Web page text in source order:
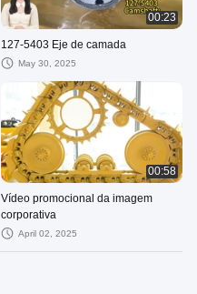
00:23
127-5403 Eje de camada
May 30, 2025
00:58
Vídeo promocional da imagem
corporativa
April 02, 2025